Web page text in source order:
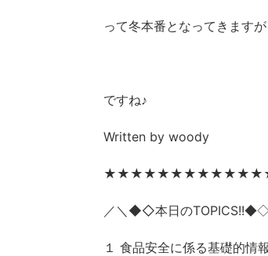
って冬本番となってきます
ですね♪
Written by woody
／＼◆◇本日のTOPICS!!
１ 食品安全に係る基礎的情報